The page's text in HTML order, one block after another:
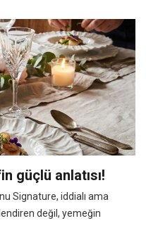
güçlü anlatısı!
Signature, iddialı ama
değil, yemeğin